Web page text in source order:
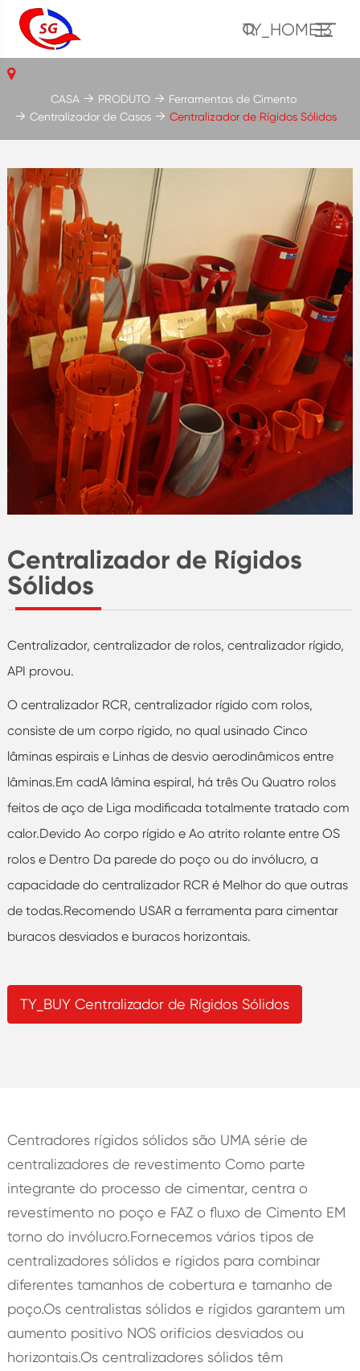
TY_HOME13
Centralizador de Rígidos
Sólidos
Centralizador, centralizador de rolos, centralizador rígido,
API provou.
O centralizador RCR, centralizador rígido com rolos,
consiste de um corpo rígido, no qual usinado Cinco
lâminas espirais e Linhas de desvio aerodinâmicos entre
lâminas.Em cadA lâmina espiral, há três Ou Quatro rolos
feitos de aço de Liga modificada totalmente tratado com
calor.Devido Ao corpo rígido e Ao atrito rolante entre OS
rolos e Dentro Da parede do poço ou do invólucro, a
capacidade do centralizador RCR é Melhor do que outras
de todas.Recomendo USAR a ferramenta para cimentar
buracos desviados e buracos horizontais.
TY_BUY Centralizador de Rígidos Sólidos
CASA PRODUTO
Ferramentas de Cimento
Centralizador de Casos
Centralizador de Rígidos Sólidos
Centradores rígidos sólidos são UMA série de
centralizadores de revestimento Como parte
integrante do processo de cimentar, centra o
revestimento no poço e FAZ o fluxo de Cimento EM
torno do invólucro.Fornecemos vários tipos de
centralizadores sólidos e rígidos para combinar
diferentes tamanhos de cobertura e tamanho de
poço.Os centralistas sólidos e rígidos garantem um
aumento positivo NOS orifícios desviados ou
horizontais.Os centralizadores sólidos têm